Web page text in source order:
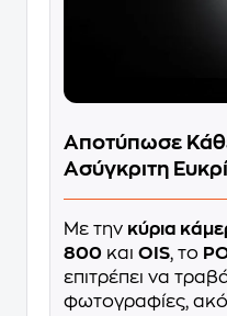
Αποτύπωσε
Ασύγκριτη
Με την κύρια
800 και OIS, το
επιτρέπει να
φωτογραφίες,